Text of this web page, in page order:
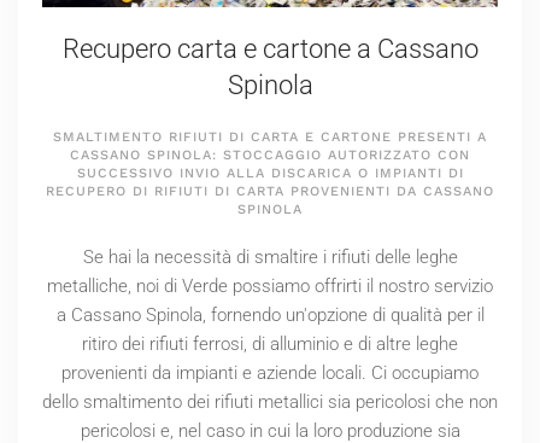
Recupero carta e cartone a Cassano
Spinola
SMALTIMENTO RIFIUTI DI CARTA E CARTONE PRESENTI A
CASSANO SPINOLA: STOCCAGGIO AUTORIZZATO CON
SUCCESSIVO INVIO ALLA DISCARICA O IMPIANTI DI
RECUPERO DI RIFIUTI DI CARTA PROVENIENTI DA CASSANO
SPINOLA
Se hai la necessità di smaltire i rifiuti delle leghe
metalliche, noi di Verde possiamo offrirti il nostro servizio
a Cassano Spinola, fornendo un'opzione di qualità per il
ritiro dei rifiuti ferrosi, di alluminio e di altre leghe
provenienti da impianti e aziende locali. Ci occupiamo
dello smaltimento dei rifiuti metallici sia pericolosi che non
pericolosi e, nel caso in cui la loro produzione sia